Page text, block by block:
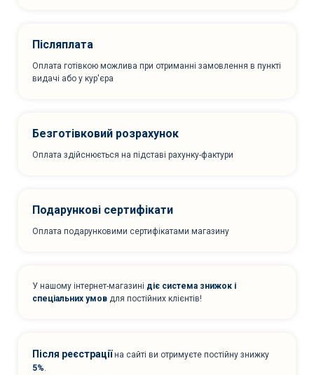
Післяплата
Оплата готівкою можлива при отриманні замовлення в пункті
видачі або у кур'єра
Безготівковий розрахунок
Оплата здійснюється на підставі рахунку-фактури
Подарункові сертифікати
Оплата подарунковими сертифікатами магазину
У нашому інтернет-магазині діє система знижок і
спеціальних умов для постійних клієнтів!
Після реєстрації на сайті ви отримуєте постійну знижку
5%.